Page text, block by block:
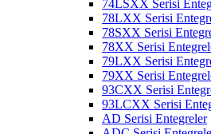
74LSXX Serisi
78LXX Serisi
78SXX Serisi
78XX Serisi
79LXX Serisi
79XX Serisi
93CXX Serisi
93LCXX Serisi
AD Serisi Entegreler